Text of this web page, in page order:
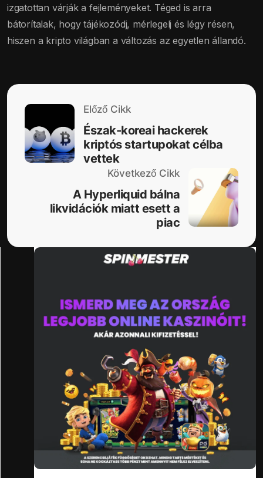
izgatottan várják a fejleményeket. Téged is arra
bátorítalak, hogy tájékozódj, mérlegelj és légy résen,
hiszen a kripto világban a változás az egyetlen állandó.
Előző Cikk
Észak-koreai hackerek
kriptós startupokat célba
vettek
Következő Cikk
A Hyperliquid bálna
likvidációk miatt esett a
piac